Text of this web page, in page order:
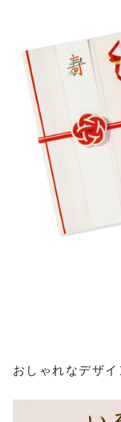
おしゃれなデザ